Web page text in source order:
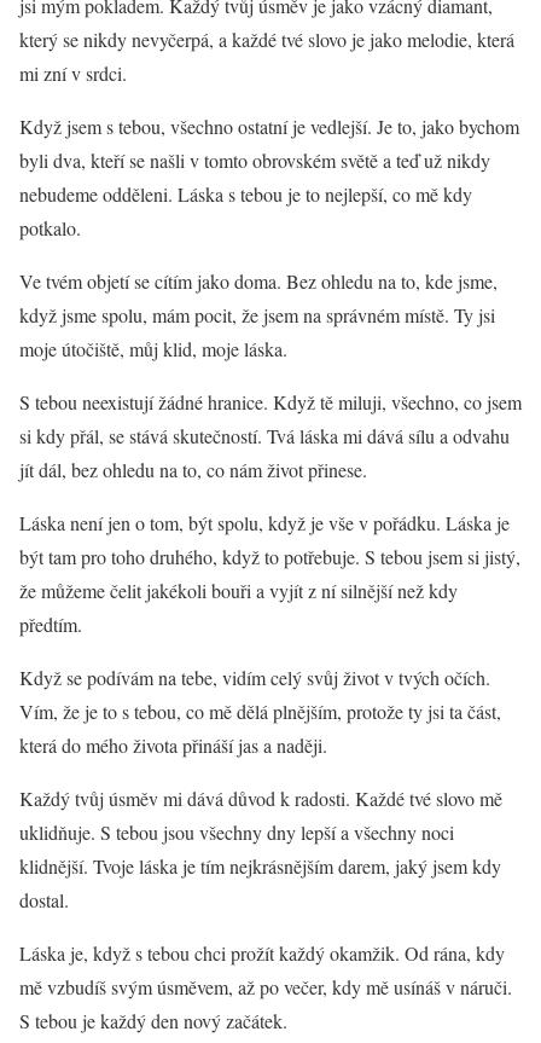
jsi mým pokladem. Každý tvůj úsměv je jako vzácný diamant,
který se nikdy nevyčerpá, a každé tvé slovo je jako melodie, která
mi zní v srdci.
Když jsem s tebou, všechno ostatní je vedlejší. Je to, jako bychom
byli dva, kteří se našli v tomto obrovském světě a teď už nikdy
nebudeme odděleni. Láska s tebou je to nejlepší, co mě kdy
potkalo.
Ve tvém objetí se cítím jako doma. Bez ohledu na to, kde jsme,
když jsme spolu, mám pocit, že jsem na správném místě. Ty jsi
moje útočiště, můj klid, moje láska.
S tebou neexistují žádné hranice. Když tě miluji, všechno, co jsem
si kdy přál, se stává skutečností. Tvá láska mi dává sílu a odvahu
jít dál, bez ohledu na to, co nám život přinese.
Láska není jen o tom, být spolu, když je vše v pořádku. Láska je
být tam pro toho druhého, když to potřebuje. S tebou jsem si jistý,
že můžeme čelit jakékoli bouři a vyjít z ní silnější než kdy
předtím.
Když se podívám na tebe, vidím celý svůj život v tvých očích.
Vím, že je to s tebou, co mě dělá plnějším, protože ty jsi ta část,
která do mého života přináší jas a naději.
Každý tvůj úsměv mi dává důvod k radosti. Každé tvé slovo mě
uklidňuje. S tebou jsou všechny dny lepší a všechny noci
klidnější. Tvoje láska je tím nejkrásnějším darem, jaký jsem kdy
dostal.
Láska je, když s tebou chci prožít každý okamžik. Od rána, kdy
mě vzbudíš svým úsměvem, až po večer, kdy mě usínáš v náruči.
S tebou je každý den nový začátek.